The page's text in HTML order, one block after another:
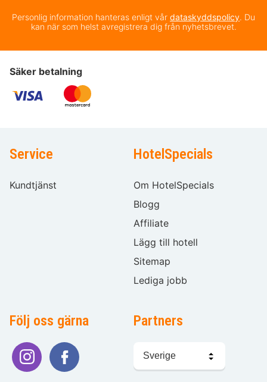
Personlig information hanteras enligt vår dataskyddspolicy. Du
kan när som helst avregistrera dig från nyhetsbrevet.
Säker betalning
Service
Kundtjänst
HotelSpecials
Om HotelSpecials
Blogg
Affiliate
Lägg till hotell
Sitemap
Lediga jobb
Följ oss gärna Partners
språk